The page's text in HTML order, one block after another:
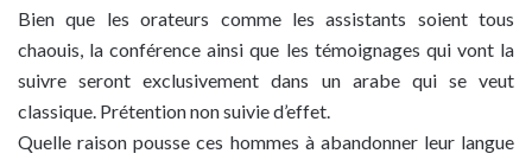
Bien que les orateurs comme les assistants soient tous
chaouis, la conférence ainsi que les témoignages qui vont la
suivre seront exclusivement dans un arabe qui se veut
classique. Prétention non suivie d’effet.
Quelle raison pousse ces hommes à abandonner leur langue